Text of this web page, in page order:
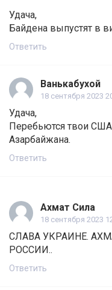
Удача,
Байдена выпустят в
Ответить
Ванькабухой
18 сентября 2023
Удача,
Перебьются твои
Азарбайжана.
Ответить
Ахмат Сила
18 сентября 2023
СЛАВА УКРАИНЕ.
РОССИИ..
Ответить